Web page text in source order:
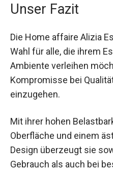
Unser Fazit
Die Home affaire Alizia
Wahl für alle, die ihrem
Ambiente verleihen
Kompromisse bei
einzugehen.
Mit ihrer hohen
Oberfläche und einem
Design überzeugt sie
Gebrauch als auch bei